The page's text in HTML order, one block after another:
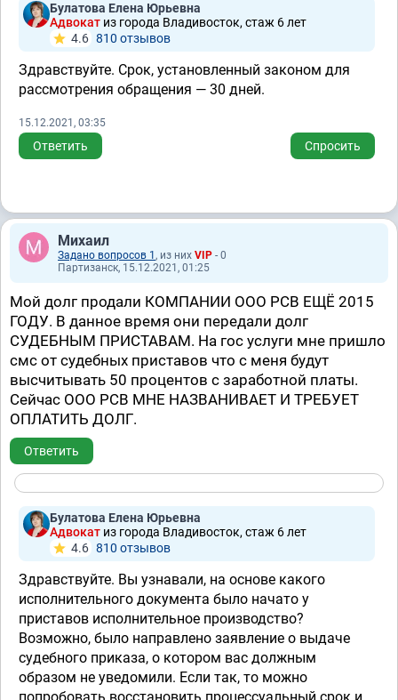
Булатова Елена Юрьевна
Адвокат из города Владивосток, стаж 6 лет
4.6 810 отзывов
Здравствуйте. Срок, установленный законом для
рассмотрения обращения — 30 дней.
15.12.2021, 03:35
Ответить Спросить
Михаил
Задано вопросов 1 , из них VIP - 0
Партизанск, 15.12.2021, 01:25
Мой долг продали КОМПАНИИ ООО РСВ ЕЩЁ 2015
ГОДУ. В данное время они передали долг
СУДЕБНЫМ ПРИСТАВАМ. На гос услуги мне пришло
смс от судебных приставов что с меня будут
высчитывать 50 процентов с заработной платы.
Сейчас ООО РСВ МНЕ НАЗВАНИВАЕТ И ТРЕБУЕТ
ОПЛАТИТЬ ДОЛГ.
Ответить
Булатова Елена Юрьевна
Адвокат из города Владивосток, стаж 6 лет
4.6 810 отзывов
Здравствуйте. Вы узнавали, на основе какого
исполнительного документа было начато у
приставов исполнительное производство?
Возможно, было направлено заявление о выдаче
судебного приказа, о котором вас должным
образом не уведомили. Если так, то можно